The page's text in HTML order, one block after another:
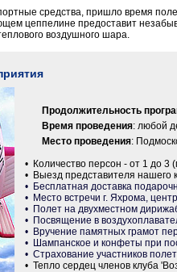
средства, пришло время
цеппелине предоставит
воздушного шара.
Продолжительность
Время проведения: любой
Место проведения:
• Количество персон - от 1 до 3
• Выезд представителя нашего
• Бесплатная доставка
• Место встречи г. Яхрома,
• Полет на двухместном
• Посвящение в
• Вручение памятных грамот
• Шампанское и конфеты при
• Страхование участников
• Тепло сердец членов клуба